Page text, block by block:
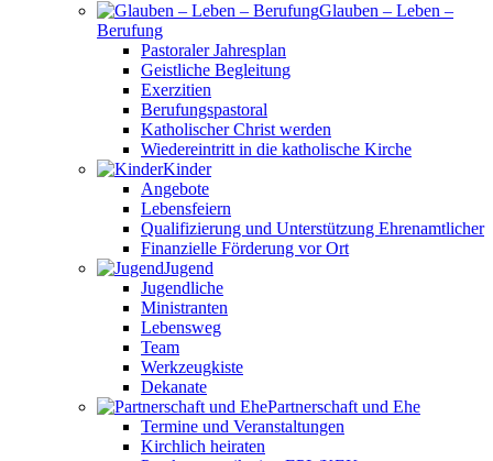
Glauben – Leben –
Berufung
Pastoraler Jahresplan
Geistliche Begleitung
Exerzitien
Berufungspastoral
Katholischer Christ werden
Wiedereintritt in die katholische Kirche
Kinder
Angebote
Lebensfeiern
Qualifizierung und Unterstützung Ehrenamtlicher
Finanzielle Förderung vor Ort
Jugend
Jugendliche
Ministranten
Lebensweg
Team
Werkzeugkiste
Dekanate
Partnerschaft und Ehe
Termine und Veranstaltungen
Kirchlich heiraten